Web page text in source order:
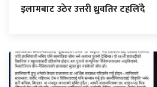
इलामबाट उठेर उत्तरी ध्रुवतिर टहलिँदै